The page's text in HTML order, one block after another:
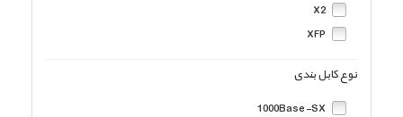
X2
XFP
نوع کابل بندی
1000Base-SX